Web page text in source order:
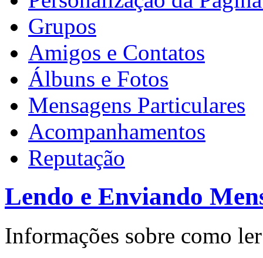
Grupos
Amigos e Contatos
Álbuns e Fotos
Mensagens Particulares
Acompanhamentos
Reputação
Lendo e Enviando
Informações sobre como